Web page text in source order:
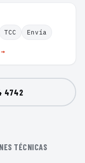
TCC Envía
4742
TÉCNICAS